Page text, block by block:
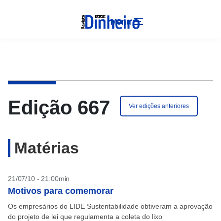
Menu
Edição 667 Ver edições anteriores
Matérias
21/07/10 - 21:00min
Motivos para comemorar
Os empresários do LIDE Sustentabilidade obtiveram a aprovação
do projeto de lei que regulamenta a coleta do lixo